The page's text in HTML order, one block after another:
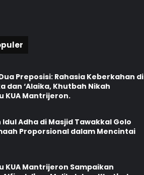
Preposisi: Rahasia Keberkahan di
dan ‘Alaika, Khutbah Nikah
KUA Mantrijeron.
Adha di Masjid Tawakkal Golo
Proporsional dalam Mencintai
KUA Mantrijeron Sampaikan